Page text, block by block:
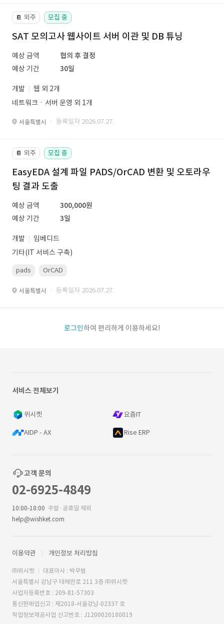
📔 외주 모집 중
SAT 모의고사 웹사이트 서버 이관 및 DB 튜닝
예상 금액
협의 후 결정
예상 기간
30일
개발
웹 외 2개
네트워크ㆍ서버 운영 외 1개
서울특별시 · 등록일자 2026.07.27.
📔 외주 모집 중
EasyEDA 설계 파일 PADS/OrCAD 변환 및 오토라우
팅 결과 도출
예상 금액
300,000원
예상 기간
3일
개발
임베디드
기타(IT 서비스 구축)
pads OrCAD
서울특별시 · 등록일자 2026.07.27.
로그인하여 편리하게 이용하세요!
서비스 전체보기
위시켓 요즘IT
AIDP - AX Rise ERP
고객 문의
02-6925-4849
10:00-18:00 주말·공휴일 제외
help@wishket.com
이용약관 개인정보 처리방침
㈜위시켓
대표이사 : 박우범
서울특별시 강남구 테헤란로 211 3층 ㈜위시켓
사업자등록번호 : 209-81-57303
통신판매업신고 : 제2018-서울강남-02337 호
직업정보제공사업 신고번호 : J1200020180019